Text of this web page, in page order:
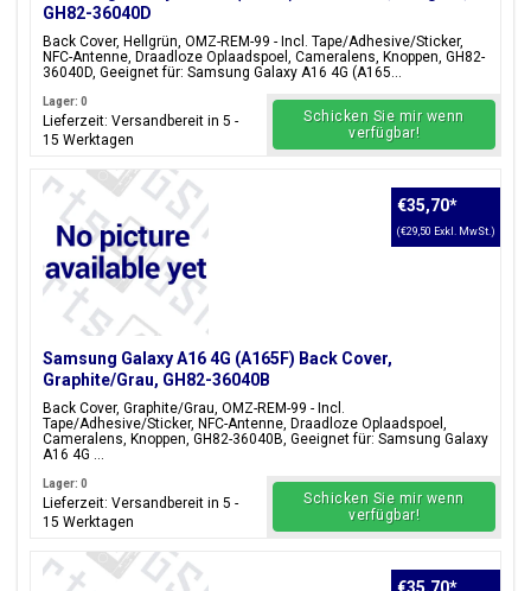
GH82-36040D
Back Cover, Hellgrün, OMZ-REM-99 - Incl. Tape/Adhesive/Sticker,
NFC-Antenne, Draadloze Oplaadspoel, Cameralens, Knoppen, GH82-
36040D, Geeignet für: Samsung Galaxy A16 4G (A165...
Lager: 0
Lieferzeit: Versandbereit in 5 -
15 Werktagen
Schicken Sie mir wenn
verfügbar!
Samsung Galaxy A16 4G (A165F) Back Cover,
Graphite/Grau, GH82-36040B
Back Cover, Graphite/Grau, OMZ-REM-99 - Incl.
Tape/Adhesive/Sticker, NFC-Antenne, Draadloze Oplaadspoel,
Cameralens, Knoppen, GH82-36040B, Geeignet für: Samsung Galaxy
A16 4G ...
€35,70*
(€29,50 Exkl. MwSt.)
Lager: 0
Lieferzeit: Versandbereit in 5 -
15 Werktagen
Schicken Sie mir wenn
verfügbar!